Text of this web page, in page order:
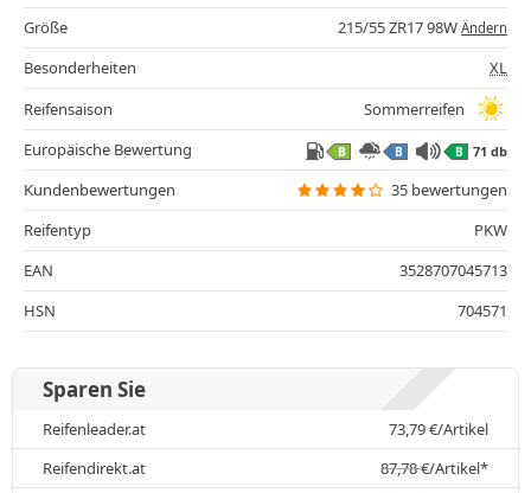
Größe
215/55 ZR17 98W Ändern
Besonderheiten
XL
Reifensaison
Sommerreifen
Europäische Bewertung
B B B 71 db
Kundenbewertungen
35 bewertungen
Reifentyp
PKW
EAN
3528707045713
HSN
704571
Sparen Sie
Reifenleader.at 73,79€/Artikel
Reifendirekt.at
87,78€/Artikel*